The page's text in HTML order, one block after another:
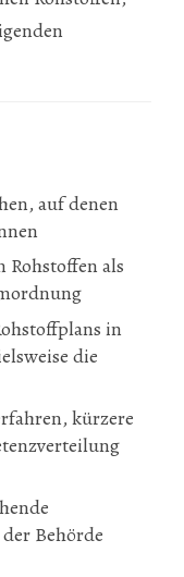
auf denen
als
in
die
kürzere
Behörde